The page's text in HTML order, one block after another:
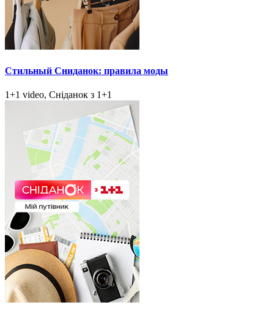
Стильный Сниданок: правила моды
1+1 video, Сніданок з 1+1